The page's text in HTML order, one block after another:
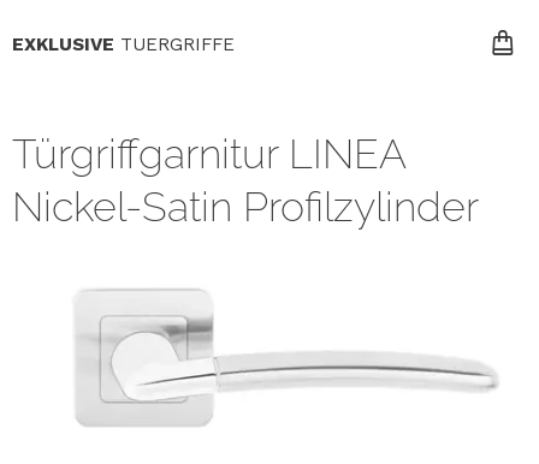
EXKLUSIVE TUERGRIFFE
Türgriffgarnitur LINEA
Nickel-Satin Profilzylinder